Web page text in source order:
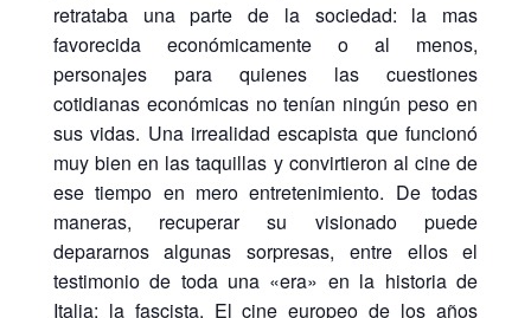
retrataba una parte de la sociedad: la mas
favorecida económicamente o al menos,
personajes para quienes las cuestiones
cotidianas económicas no tenían ningún peso en
sus vidas. Una irrealidad escapista que funcionó
muy bien en las taquillas y convirtieron al cine de
ese tiempo en mero entretenimiento. De todas
maneras, recuperar su visionado puede
depararnos algunas sorpresas, entre ellos el
testimonio de toda una «era» en la historia de
Italia: la fascista. El cine europeo de los años